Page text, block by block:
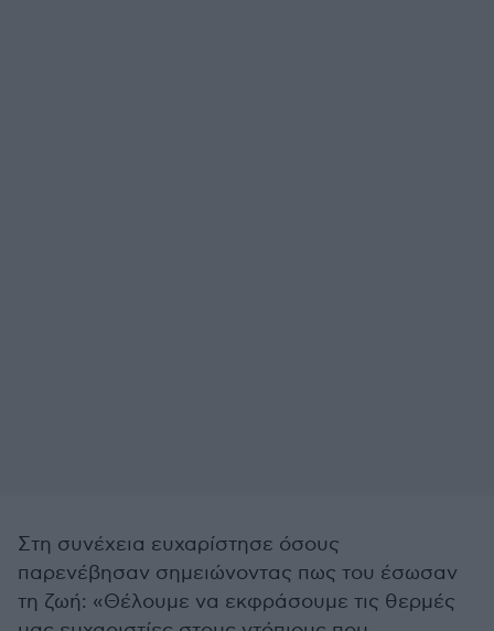
Στη συνέχεια ευχαρίστησε όσους
παρενέβησαν σημειώνοντας πως του έσωσαν
τη ζωή: «Θέλουμε να εκφράσουμε τις θερμές